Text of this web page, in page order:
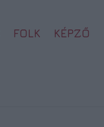
FOLK KÉPZŐ